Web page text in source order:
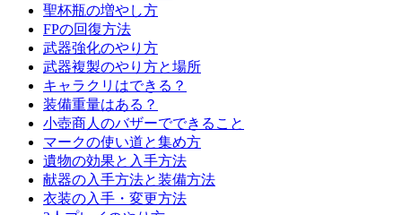
聖杯瓶の増やし方
FPの回復方法
武器強化のやり方
武器複製のやり方と場所
キャラクリはできる？
装備重量はある？
小壺商人のバザーでできること
マークの使い道と集め方
遺物の効果と入手方法
献器の入手方法と装備方法
衣装の入手・変更方法